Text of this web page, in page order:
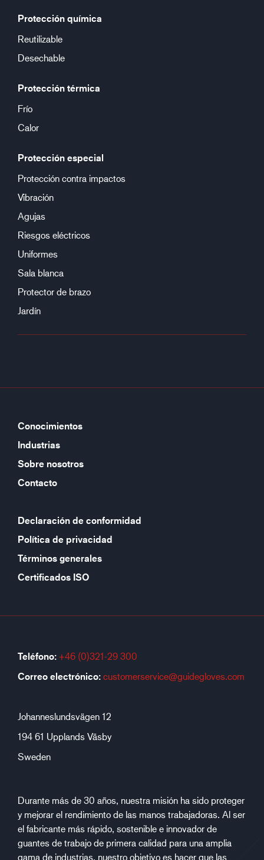
Protección química
Reutilizable
Desechable
Protección térmica
Frío
Calor
Protección especial
Protección contra impactos
Vibración
Agujas
Riesgos eléctricos
Uniformes
Sala blanca
Protector de brazo
Jardín
Conocimientos
Industrias
Sobre nosotros
Contacto
Declaración de conformidad
Política de privacidad
Términos generales
Certificados ISO
Teléfono: +46 (0)321-29 300
Correo electrónico: customerservice@guidegloves.com
Johanneslundsvägen 12
194 61 Upplands Väsby
Sweden
Durante más de 30 años, nuestra misión ha sido proteger
y mejorar el rendimiento de las manos trabajadoras. Al ser
el fabricante más rápido, sostenible e innovador de
guantes de trabajo de primera calidad para una amplia
gama de industrias, nuestro objetivo es hacer que las